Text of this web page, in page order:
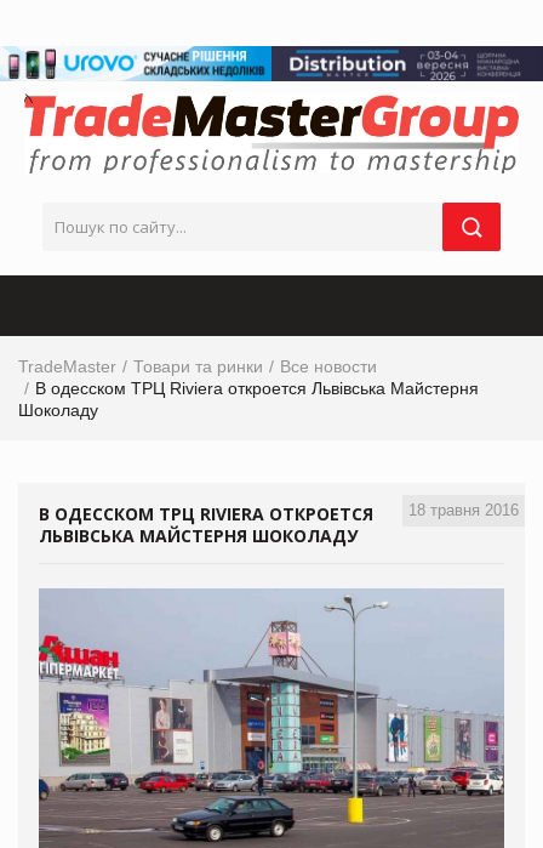
TradeMaster Товари та ринки
Все новости
В одесском ТРЦ Riviera откроется Львівська Майстерня
Шоколаду
18 травня 2016
В ОДЕССКОМ ТРЦ RIVIERA ОТКРОЕТСЯ
ЛЬВІВСЬКА МАЙСТЕРНЯ ШОКОЛАДУ